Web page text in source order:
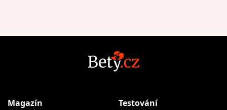
Magazín Testování